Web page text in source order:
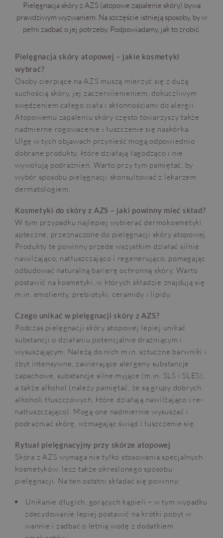
Pielęgnacja skóry z AZS (atopowe zapalenie skóry) bywa
prawdziwym wyzwaniem. Na szczęście istnieją sposoby, by w
pełni zadbać o jej potrzeby. Podpowiadamy, jak to zrobić.
Pielęgnacja skóry atopowej – jakie kosmetyki
wybrać?
Osoby cierpiące na AZS muszą mierzyć się z dużą
suchością skóry, jej zaczerwienieniem, dokuczliwym
swędzeniem całego ciała i skłonnościami do alergii.
Atopowemu zapaleniu skóry często towarzyszy także
nadmierne rogowacenie i łuszczenie się naskórka.
Ulgę w tych objawach przynieść mogą odpowiednio
dobrane produkty, które działają łagodząco i nie
wywołują podrażnień. Warto przy tym pamiętać, by
wybór sposobu pielęgnacji skonsultować z lekarzem
dermatologiem.
Kosmetyki do skóry z AZS – jaki powinny mieć skład?
W tym przypadku najlepiej wybierać dermokosmetyki
apteczne, przeznaczone do pielęgnacji skóry atopowej.
Produkty te powinny przede wszystkim działać silnie
nawilżająco, natłuszczająco i regenerująco, pomagając
odbudować naturalną barierę ochronną skóry. Warto
postawić na kosmetyki, w których składzie znajdują się
m.in. emolienty, prebiotyki, ceramidy i lipidy.
Czego unikać w pielęgnacji skóry z AZS?
Podczas pielęgnacji skóry atopowej lepiej unikać
substancji o działaniu potencjalnie drażniącym i
wysuszającym. Należą do nich m.in. sztuczne barwniki i
zbyt intensywne, zawierające alergeny substancje
zapachowe, substancje silne myjące (m.in. SLS i SLES),
a także alkohol (należy pamiętać, że są grupy dobrych
alkoholi tłuszczowych, które działają nawilżająco i re-
natłuszczająco). Mogą one nadmiernie wysuszać i
podrażniać skórę, wzmagając świąd i łuszczenie się.
Rytuał pielęgnacyjny przy skórze atopowej
Skóra z AZS wymaga nie tylko stosowania specjalnych
kosmetyków, lecz także określonego sposobu
pielęgnacji. Na ten ostatni składać się powinny:
Unikanie długich, gorących kąpieli – w tym wypadku
zdecydowanie lepiej postawić na krótki pobyt w
wannie i zadbać o letnią wodę z dodatkiem